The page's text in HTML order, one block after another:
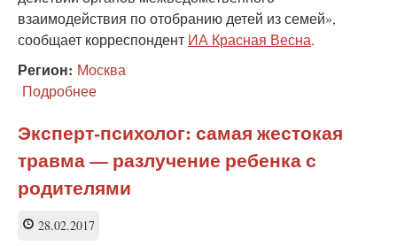
взаимодействия по отобранию детей из семей»,
сообщает корреспондент ИА Красная Весна.
Регион: Москва
Подробнее
часто
действуют
с
и
Эксперт-психолог: самая жестокая
травма — разлучение ребенка с
родителями
28.02.2017